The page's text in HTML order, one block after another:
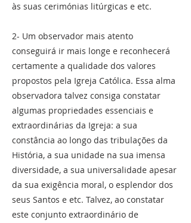
às suas cerimónias litúrgicas e etc.
2- Um observador mais atento
conseguirá ir mais longe e reconhecerá
certamente a qualidade dos valores
propostos pela Igreja Católica. Essa alma
observadora talvez consiga constatar
algumas propriedades essenciais e
extraordinárias da Igreja: a sua
constância ao longo das tribulações da
História, a sua unidade na sua imensa
diversidade, a sua universalidade apesar
da sua exigência moral, o esplendor dos
seus Santos e etc. Talvez, ao constatar
este conjunto extraordinário de